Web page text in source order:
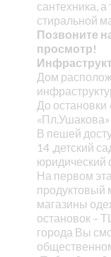
сантехника,
стиральной
Позвоните
просмотр!
Дом
До остановки
В пешей
14 ,детский
юридический
На первом
продуктовый
магазины
остановок –
города Вы